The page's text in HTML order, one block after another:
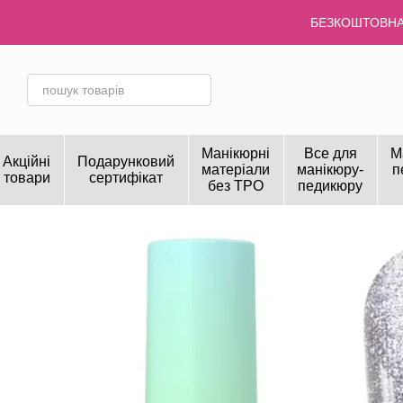
Акційні
товари
Подарунковий
сертифікат
Манікюрні
матеріали
без TPO
Все для
манікюру-
педикюру